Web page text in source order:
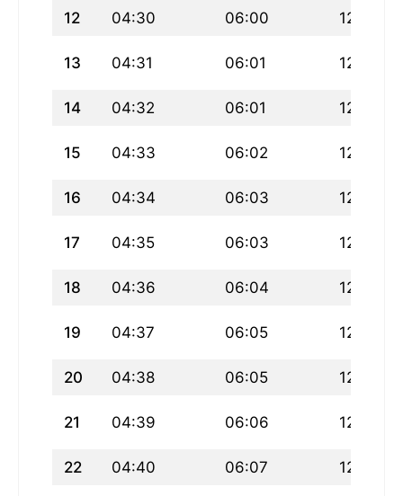
12 04:30 06:00 12:43
13 04:31 06:01 12:43
14 04:32 06:01 12:43
15 04:33 06:02 12:43
16 04:34 06:03 12:42
17 04:35 06:03 12:42
18 04:36 06:04 12:42
19 04:37 06:05 12:42
20 04:38 06:05 12:42
21 04:39 06:06 12:41
22 04:40 06:07 12:41